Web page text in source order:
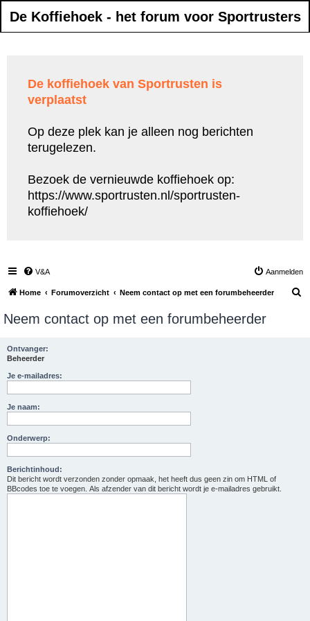
De Koffiehoek - het forum voor Sportrusters
De koffiehoek van Sportrusten is
verplaatst
Op deze plek kan je alleen nog berichten
terugelezen.
Bezoek de vernieuwde koffiehoek op:
https://www.sportrusten.nl/sportrusten-
koffiehoek/
V&A Aanmelden
Home Forumoverzicht Neem contact op met een forumbeheerder
Neem contact op met een forumbeheerder
Ontvanger:
Beheerder
Je e-mailadres:
Je naam:
Onderwerp:
Berichtinhoud:
Dit bericht wordt verzonden zonder opmaak, het heeft dus geen zin om HTML of
BBcodes toe te voegen. Als afzender van dit bericht wordt je e-mailadres gebruikt.